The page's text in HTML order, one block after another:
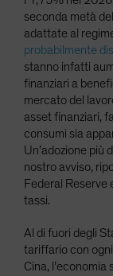
seconda metà
adattate al
probabilmente
stanno infatti
finanziari a
mercato del
asset finanziari,
consumi sia
Un’adozione più
nostro avviso,
Federal Reserve
tassi.
Al di fuori degli
tariffario con
Cina,